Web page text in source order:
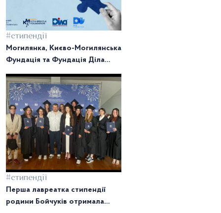
#стипендії
Могилянка, Києво-Могилянська
Фундація та Фундація Діла
співпрацю
#стипендії
Перша лавреатка стипендії
родини Бойчуків отримала